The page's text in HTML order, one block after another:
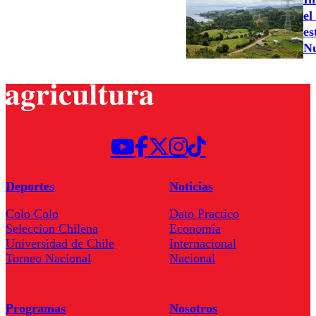
Deportes
Colo Colo
Seleccion Chilena
Universidad de Chile
Torneo Nacional
Noticias
Dato Practico
Economía
Internacional
Nacional
Programas
Nosotros